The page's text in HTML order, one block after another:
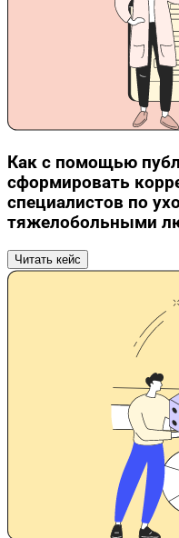
Как с помощью
сформировать
специалистов по
тяжелобольными
Читать кейс